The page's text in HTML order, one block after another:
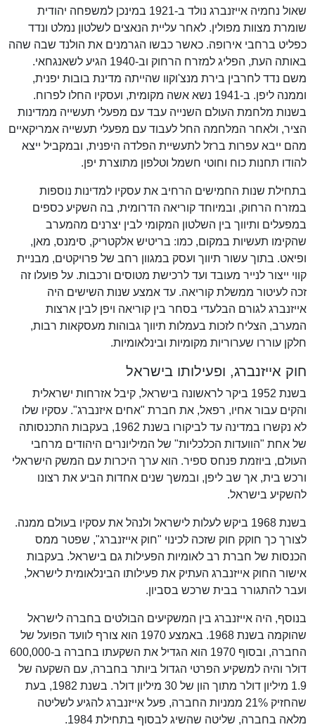
שאול נחמיה אייזנברג נולד ב-1921 במינכן למשפחה יהודית
שומרת מצוות מפולין. לאחר עליית הנאצים לשלטון נמלט ונדד
כפליט ברחבי אירופה. כאשר כבשו הגרמנים את הולנד שבה שהה
באותה העת, הפליג למזרח הרחוק וב-1940 הגיע לשאנגחאי.
משם נדד לחרבין בירת מנצ'וקוו שהייתה מדינת בובות יפנית,
וממנה ליפן. ב-1941 נשא אשה מקומית, ועסקיו החלו לפרוח.
בשנות מלחמת העולם השנייה עבד עם מפעלי תעשייה ממדינות
הציר, ולאחר המלחמה החל לעבוד עם מפעלי תעשייה אמריקאיים
מהם ייבא עפרות ברזל לתעשיית הפלדה היפנית, ובמקביל ייצא
להודו תחנות כוח וחוטי חשמל וטלפון מתוצרת יפן.
בתחילת שנות החמישים הרחיב את עסקיו למדינות נוספות
במזרח הרחוק, ובמיוחד קוריאה הדרומית, בה השקיע כספים
במפעלים ותיווך בין השלטון המקומי לבין יצרנים מהמערב
שהקימו תעשיות במקום, כמו: בריטיש אלקטריק, סימנס, מאן,
ופיאט. בתוך עשור תיווך ועסק במגוון רחב של פרויקטים, מבניית
קווי ייצור לנייר מעובד ועד לרכישת מטוסים ורכבות. על פועלו זה
זכה לעיטור ממשלת קוריאה. עד אמצע שנות השישים היה
אייזנברג לגורם הבלעדי בסחר בין קוריאה ויפן לבין ארצות
המערב, הצליח לזכות בעמלות תיווך גבוהות מעסקאות רבות,
חלקן עוררו שערוריות מקומיות ובינלאומיות.
חוק אייזנברג, ופעילותו בישראל
בשנת 1952 ביקר לראשונה בישראל, קיבל אזרחות ישראלית
והקים עבור אחיו, רפאל, את חברת "אחים איזנברג". עסקיו שלו
לא נקשרו במדינה עד לביקורו בשנת 1962, בעקבות התכנסותה
של אחת "הוועדות הכלכליות" של המיליונרים היהודים מרחבי
העולם, ביוזמת פנחס ספיר. הוא ערך היכרות עם המשק הישראלי
ורכש בית, אך שב ליפן, ובמשך שנים אחדות הביע את רצונו
להשקיע בישראל.
בשנת 1968 ביקש לעלות לישראל ולנהל את עסקיו בעולם ממנה.
לצורך כך חוקק חוק שזכה לכינוי "חוק אייזנברג", שפטר ממס
הכנסות של חברת רב לאומיות הפעילות גם בישראל. בעקבות
אישור החוק אייזנברג העתיק את פעילותו הבינלאומית לישראל,
ועבר להתגורר בבית שרכש בסביון.
בנוסף, היה אייזנברג בין המשקיעים הבולטים בחברה לישראל
שהוקמה בשנת 1968. באמצע 1970 הוא צורף לוועד הפועל של
החברה, ובסוף 1970 הוא הגדיל את השקעתו בחברה ב-600,000
דולר והיה למשקיע הפרטי הגדול ביותר בחברה, עם השקעה של
1.9 מיליון דולר מתוך הון של 30 מיליון דולר. בשנת 1982, בעת
שהחזיק 21% ממניות החברה, פעל אייזנברג להגיע לשליטה
מלאה בחברה, שליטה שהשיג לבסוף בתחילת 1984.